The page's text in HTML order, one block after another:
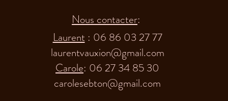
Nous contacter:
Laurent: 06 86 03 27 77
laurentvauxion@gmail.com
Carole: 06 27 34 85 30
carolesebton@gmail.com